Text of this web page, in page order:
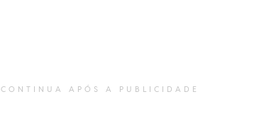
CONTINUA APÓS A PUBLICIDADE